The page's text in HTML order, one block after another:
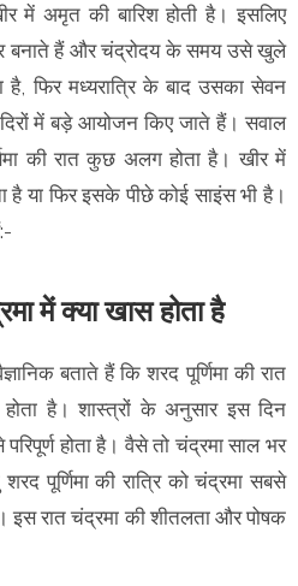
में अमृत की बारिश होती है। इसलिए
बनाते हैं और चंद्रोदय के समय उसे खुले
फिर मध्यरात्रि के बाद उसका सेवन
में बड़े आयोजन किए जाते हैं। सवाल
की रात कुछ अलग होता है। खीर में
है या फिर इसके पीछे कोई साइंस भी है।
में क्या खास होता है
बताते हैं कि शरद पूर्णिमा की रात
है। शास्त्रों के अनुसार इस दिन
होता है। वैसे तो चंद्रमा साल भर
पूर्णिमा की रात्रि को चंद्रमा सबसे
इस रात चंद्रमा की शीतलता और पोषक